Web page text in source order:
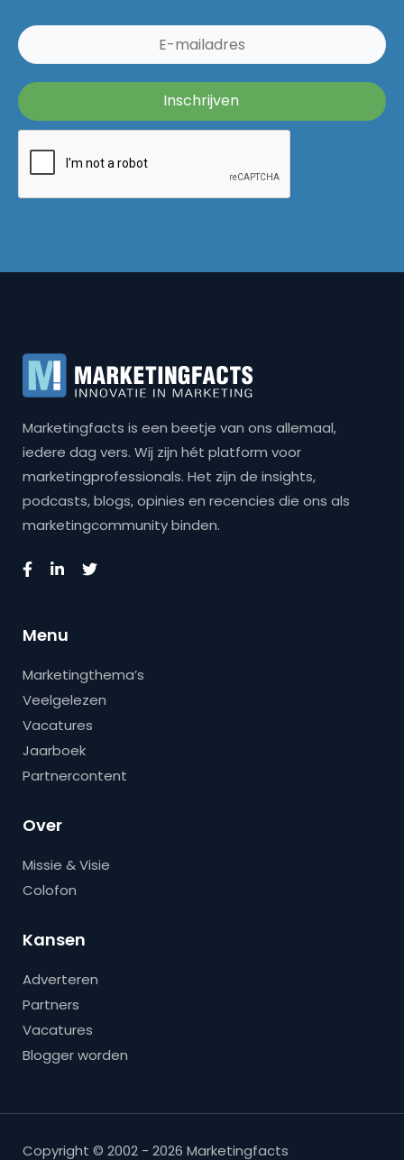
Marketingfacts is een beetje van ons allemaal,
iedere dag vers. Wij zijn hét platform voor
marketingprofessionals. Het zijn de insights,
podcasts, blogs, opinies en recencies die ons als
marketingcommunity binden.
Menu
Marketingthema’s
Veelgelezen
Vacatures
Jaarboek
Partnercontent
Over
Missie & Visie
Colofon
Kansen
Adverteren
Partners
Vacatures
Blogger worden
Copyright © 2002 - 2026 Marketingfacts